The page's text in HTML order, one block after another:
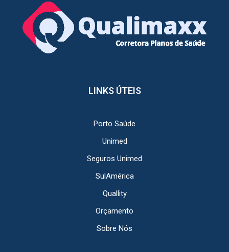
LINKS ÚTEIS
Porto Saúde
Unimed
Seguros Unimed
SulAmérica
Quallity
Orçamento
Sobre Nós